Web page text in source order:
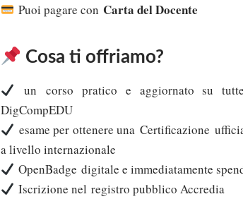
Puoi pagare con Carta del Docente
Cosa ti offriamo?
un corso pratico e aggiornato su
DigCompEDU
esame per ottenere unaCertificazione
a livello internazionale
OpenBadge digitale e immediatamente
Iscrizione nel registro pubblico Accredia